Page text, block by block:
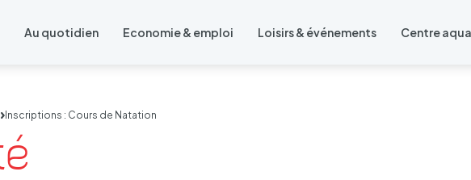
Au quotidien Economie & emploi Loisirs & événements Centre
Inscriptions : Cours de Natation